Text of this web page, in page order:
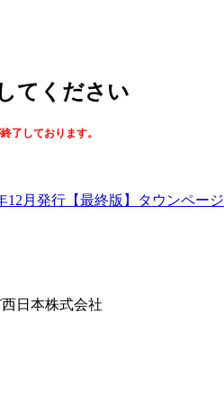
てください
了しております。
【最終版】タウンページ
日本株式会社